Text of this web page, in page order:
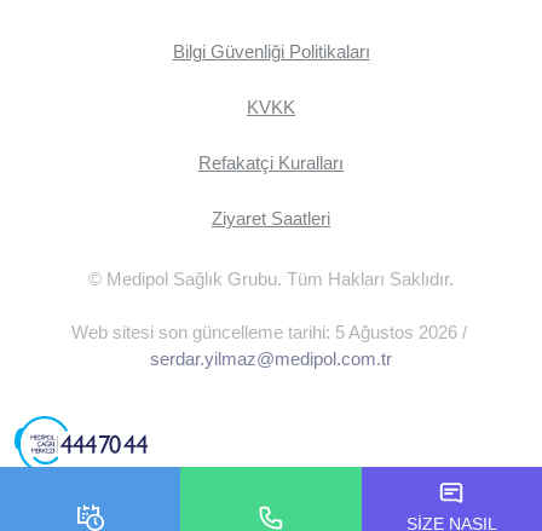
Bilgi Güvenliği Politikaları
KVKK
Refakatçi Kuralları
Ziyaret Saatleri
© Medipol Sağlık Grubu. Tüm Hakları Saklıdır.
Web sitesi son güncelleme tarihi: 5 Ağustos 2026 /
serdar.yilmaz@medipol.com.tr
SİZE NASIL